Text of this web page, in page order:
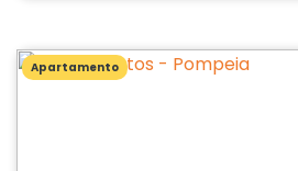
Apartamento